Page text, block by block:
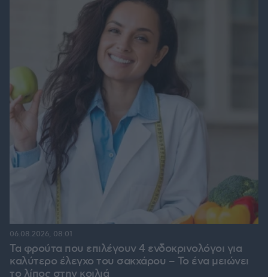
Τα φρούτα που επιλέγουν 4 ενδοκρινολόγοι για
καλύτερο έλεγχο του σακχάρου – Το ένα μειώνει
το λίπος στην κοιλιά
06.08.2026, 08:01